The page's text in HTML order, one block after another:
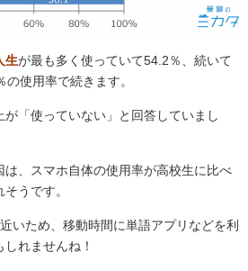
生が最も多く使っていて54.2％、続いて
使用率で続きます。
「使っていない」と回答していまし
、スマホ自体の使用率が高校生に比べ
うです。
いため、移動時間に単語アプリなどを利
れませんね！